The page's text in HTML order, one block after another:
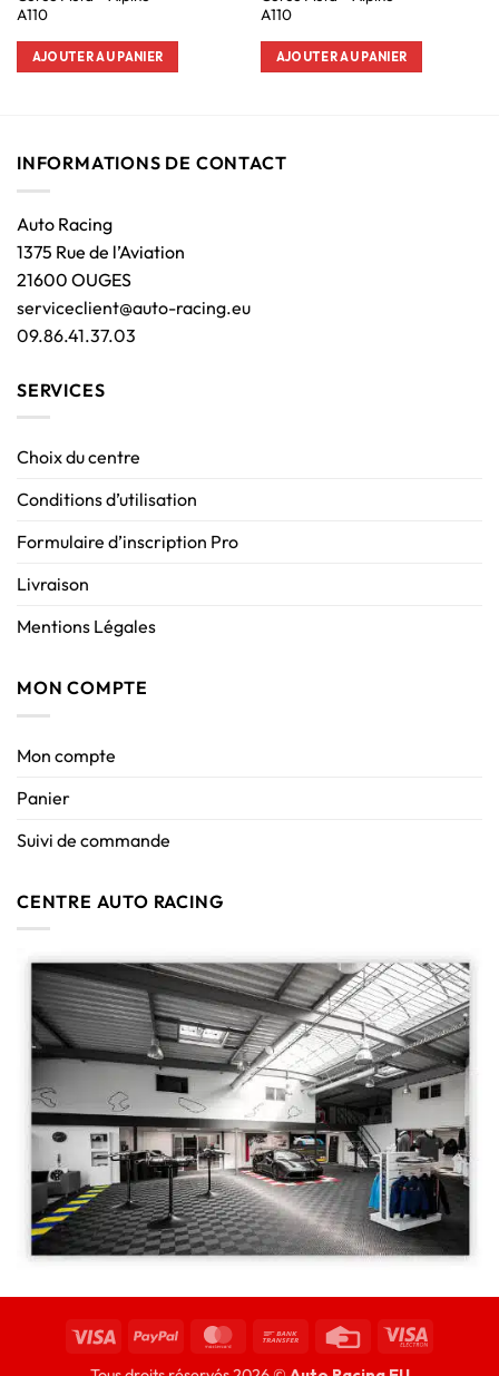
A110
AJOUTER AU PANIER
A110
AJOUTER AU PANIER
INFORMATIONS DE CONTACT
Auto Racing
1375 Rue de l’Aviation
21600 OUGES
serviceclient@auto-racing.eu
09.86.41.37.03
SERVICES
Choix du centre
Conditions d’utilisation
Formulaire d’inscription Pro
Livraison
Mentions Légales
MON COMPTE
Mon compte
Panier
Suivi de commande
CENTRE AUTO RACING